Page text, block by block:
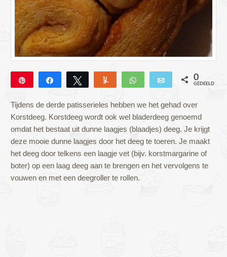
Deel Tweet Yum WhatsApp E-mail 0
GEDEELD
Tijdens de derde patisserieles hebben we het gehad over
Korstdeeg. Korstdeeg wordt ook wel bladerdeeg genoemd
omdat het bestaat uit dunne laagjes (blaadjes) deeg. Je krijgt
deze mooie dunne laagjes door het deeg te toeren. Je maakt
het deeg door telkens een laagje vet (bijv. korstmargarine of
boter) op een laag deeg aan te brengen en het vervolgens te
vouwen en met een deegroller te rollen.